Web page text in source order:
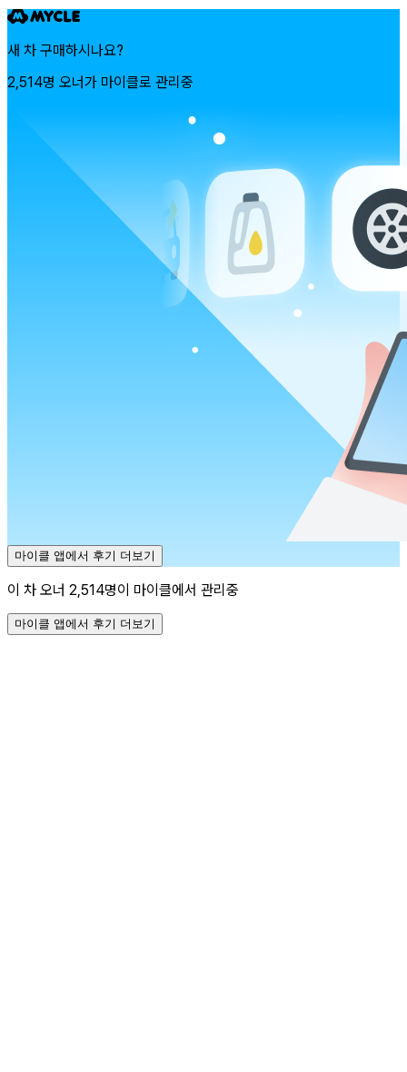
새 차 구매하시나요?
2,514명 오너가 마이클로 관리중
마이클 앱에서 후기 더보기
이 차 오너 2,514명이 마이클에서 관리중
마이클 앱에서 후기 더보기